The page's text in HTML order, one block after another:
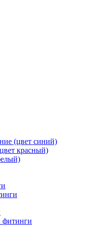
(цвет синий)
красный)
фитинги